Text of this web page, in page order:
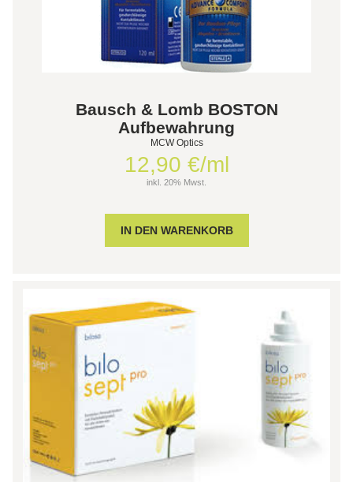
Bausch & Lomb BOSTON
Aufbewahrung
MCW Optics
12,90 €/ml
inkl. 20% Mwst.